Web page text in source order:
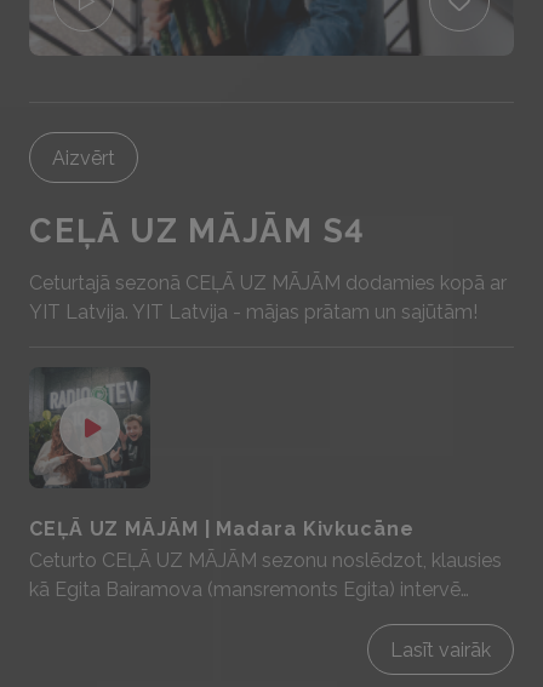
Aizvērt
CEĻĀ UZ MĀJĀM S4
Ceturtajā sezonā CEĻĀ UZ MĀJĀM dodamies kopā ar
YIT Latvija . YIT Latvija - mājas prātam un sajūtām!
CEĻĀ UZ MĀJĀM | Madara Kivkucāne
Ceturto CEĻĀ UZ MĀJĀM sezonu noslēdzot, klausies
kā Egita Bairamova (mansremonts Egita) intervē
mūsu Madaru par to kāds bija viņas “ceļš uz mājām”.
Sadarbībā ar YIT Latvija - mājas prātam un sajūtām!
Lasīt vairāk